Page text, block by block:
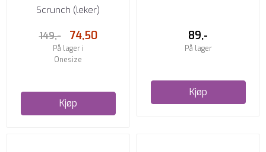
SANDSTRANDLEKE
Scrunch (leker)
149,- 74,50
På lager i
Onesize
Kjøp
89,-
På lager
Kjøp